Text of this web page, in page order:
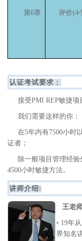
第6章 评价(4
认证考试要求：
接受PMI REP敏捷项
我们需要这样的你：
在5年内有7500小时
证者；
除一般项目管理经
4500小时敏捷方法。
讲师介绍:
王老
• 19年
界知名